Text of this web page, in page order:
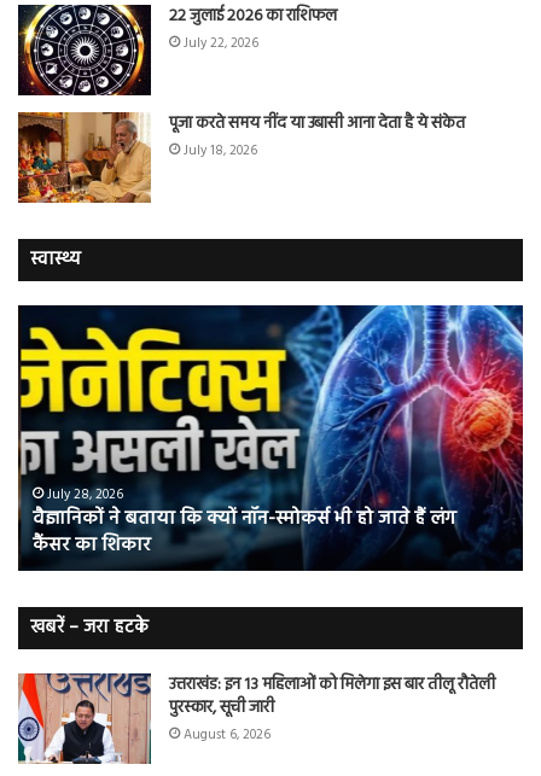
22 जुलाई 2026 का राशिफल
July 22, 2026
पूजा करते समय नींद या उबासी आना देता है ये संकेत
July 18, 2026
स्वास्थ्य
ने
बताया
कि
क्यों
नॉन-
स्मोकर्स
भी
हो
जाते
हैं
कैंसर का
शिकार
July 28, 2026
वैज्ञानिकों ने बताया कि क्यों नॉन-स्मोकर्स भी हो जाते हैं लंग
कैंसर का शिकार
में
की
खबरें – जरा हटके
उत्तराखंड: इन 13 महिलाओं को मिलेगा इस बार तीलू रौतेली
पुरस्कार, सूची जारी
August 6, 2026